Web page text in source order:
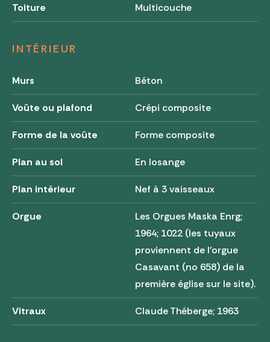
Toiture Multicouche
INTÉRIEUR
Murs Béton
Voûte ou plafond Crépi composite
Forme de la voûte Forme composite
Plan au sol En losange
Plan intérieur Nef à 3 vaisseaux
Orgue
Les Orgues Maska Enrg;
1964; 1022 (les tuyaux
proviennent de l'orgue
Casavant (no 658) de la
première église sur le site).
Vitraux Claude Théberge; 1963